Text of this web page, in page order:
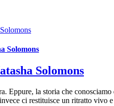
Solomons
Solomons
Eppure, la storia che
ci restituisce un ritratto vivo